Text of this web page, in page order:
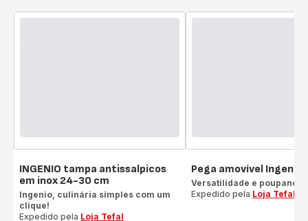
INGENIO tampa antissalpicos
em inox 24-30 cm
Ingenio, culinária simples com um
clique!
Expedido pela Loja Tefal
Pega amovível Ingenio
Versatilidade e poupança
Expedido pela Loja Tefal